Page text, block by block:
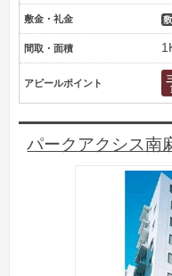
敷金・礼金
間取・面積
アピールポイント
パークアクシス南